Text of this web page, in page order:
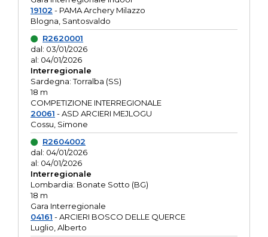
19102 - PAMA Archery Milazzo
Blogna, Santosvaldo
R2620001
dal: 03/01/2026
al: 04/01/2026
Interregionale
Sardegna: Torralba (SS)
18 m
COMPETIZIONE INTERREGIONALE
20061 - ASD ARCIERI MEJLOGU
Cossu, Simone
R2604002
dal: 04/01/2026
al: 04/01/2026
Interregionale
Lombardia: Bonate Sotto (BG)
18 m
Gara Interregionale
04161 - ARCIERI BOSCO DELLE QUERCE
Luglio, Alberto